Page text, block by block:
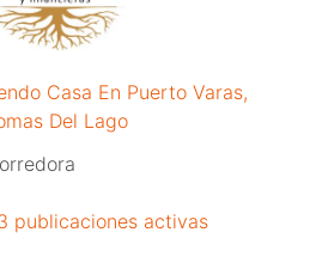
Casa En Puerto Varas,
Del Lago
publicaciones activas